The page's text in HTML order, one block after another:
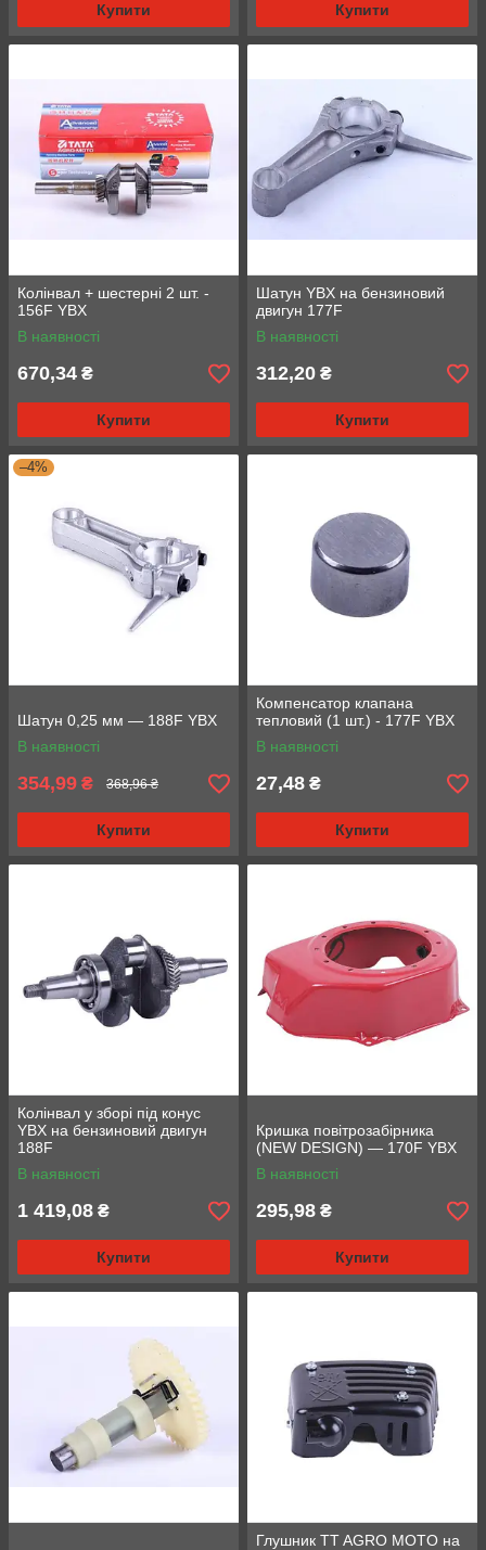
Купити Купити
Колінвал + шестерні 2 шт. -
156F YBX
В наявності
670,34 ₴
Купити
Шатун YBX на бензиновий
двигун 177F
В наявності
312,20 ₴
Купити
–4%
Шатун 0,25 мм — 188F YBX
В наявності
354,99 ₴ 368,96 ₴
Купити
Компенсатор клапана
тепловий (1 шт.) - 177F YBX
В наявності
27,48 ₴
Купити
Колінвал у зборі під конус
YBX на бензиновий двигун
188F
В наявності
1 419,08 ₴
Купити
Кришка повітрозабірника
(NEW DESIGN) — 170F YBX
В наявності
295,98 ₴
Купити
Глушник TT AGRO MOTO на